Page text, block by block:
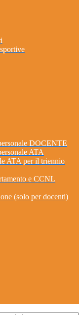
DOCENTE
ATA
ATA per il triennio
e CCNL
(solo per docenti)